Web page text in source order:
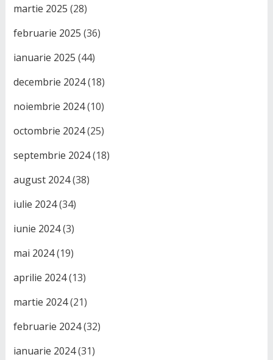
martie 2025 (28)
februarie 2025 (36)
ianuarie 2025 (44)
decembrie 2024(18)
noiembrie 2024(10)
octombrie 2024(25)
septembrie 2024(18)
august 2024(38)
iulie 2024(34)
iunie 2024(3)
mai 2024(19)
aprilie 2024(13)
martie 2024(21)
februarie 2024(32)
ianuarie 2024(31)